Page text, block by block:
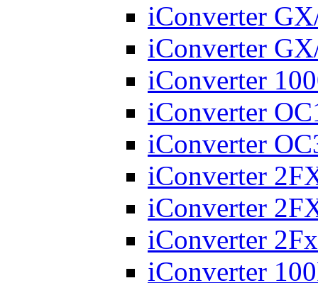
iConverter
iConverter
iConverter
iConverter
iConverter
iConverter
iConverter
iConverter 2Fx
iConverter